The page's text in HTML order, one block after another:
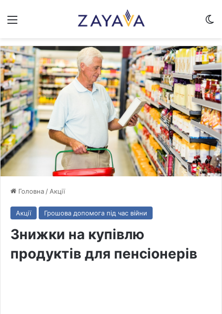
Меню
Головна / Акції
Акції Грошова допомога під час війни
Знижки на купівлю
продуктів для пенсіонерів